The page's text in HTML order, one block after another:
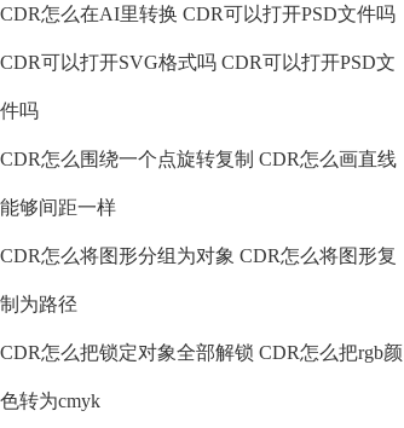
CDR怎么在AI里转换 CDR可以打开PSD文件吗
CDR可以打开SVG格式吗 CDR可以打开PSD文
件吗
CDR怎么围绕一个点旋转复制 CDR怎么画直线
能够间距一样
CDR怎么将图形分组为对象 CDR怎么将图形复
制为路径
CDR怎么把锁定对象全部解锁 CDR怎么把rgb颜
色转为cmyk